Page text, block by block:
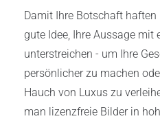
Damit Ihre Botschaft
gute Idee, Ihre Aussage mit
unterstreichen - um Ihre
persönlicher zu machen
Hauch von Luxus zu
man lizenzfreie Bilder in